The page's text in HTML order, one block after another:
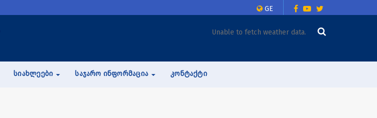
GE
Unable to fetch weather data.
ᲡᲘᲐᲮᲚᲔᲔᲑᲘ ᲡᲐᲯᲐᲠᲝ ᲘᲜᲤᲝᲠᲛᲐᲪᲘᲐ ᲙᲝᲜᲢᲐᲥᲢᲘ